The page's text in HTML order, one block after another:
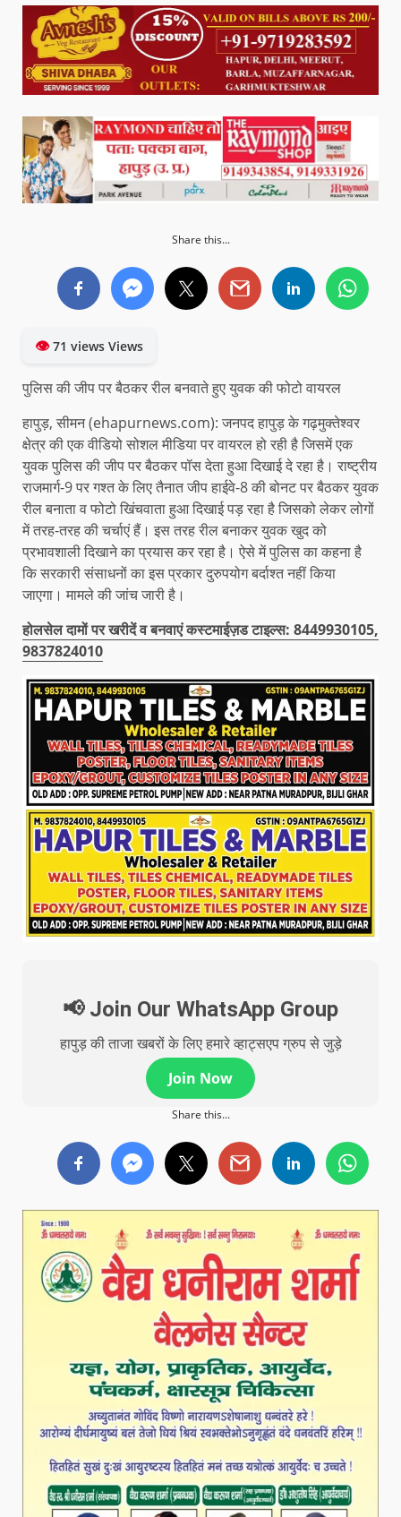
Share this...
👁71 views Views
पुलिस की जीप पर बैठकर रील बनवाते हुए युवक की फोटो वायरल
हापुड़, सीमन (ehapurnews.com): जनपद हापुड़ के गढ़मुक्तेश्वर
क्षेत्र की एक वीडियो सोशल मीडिया पर वायरल हो रही है जिसमें एक
युवक पुलिस की जीप पर बैठकर पॉस देता हुआ दिखाई दे रहा है। राष्ट्रीय
राजमार्ग-9 पर गश्त के लिए तैनात जीप हाईवे-8 की बोनट पर बैठकर युवक
रील बनाता व फोटो खिंचवाता हुआ दिखाई पड़ रहा है जिसको लेकर लोगों
में तरह-तरह की चर्चाएं हैं। इस तरह रील बनाकर युवक खुद को
प्रभावशाली दिखाने का प्रयास कर रहा है। ऐसे में पुलिस का कहना है
कि सरकारी संसाधनों का इस प्रकार दुरुपयोग बर्दाश्त नहीं किया
जाएगा। मामले की जांच जारी है।
होलसेल दामों पर खरीदें व बनवाएं कस्टमाईज़ड टाइल्स: 8449930105,
9837824010
📢 Join Our WhatsApp Group
हापुड़ की ताजा खबरों के लिए हमारे व्हाट्सएप ग्रुप से जुड़े
Join Now
Share this...